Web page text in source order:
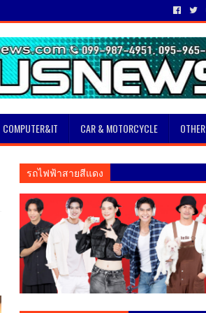
COMPUTER&IT CAR & MOTORCYCLE OTHER
รถไฟฟ้าสายสีแดง